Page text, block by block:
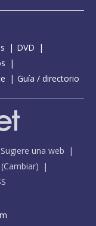
DVD
Guía / directorio
Sugiere una web
(Cambiar)